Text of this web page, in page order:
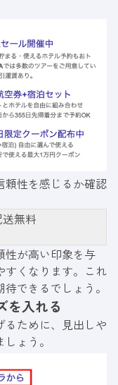
頼性を感じるか確認
無料
性が高い印象を与
すくなります。これ
できるでしょう。
を入れる
るために、見出しや
ょう。